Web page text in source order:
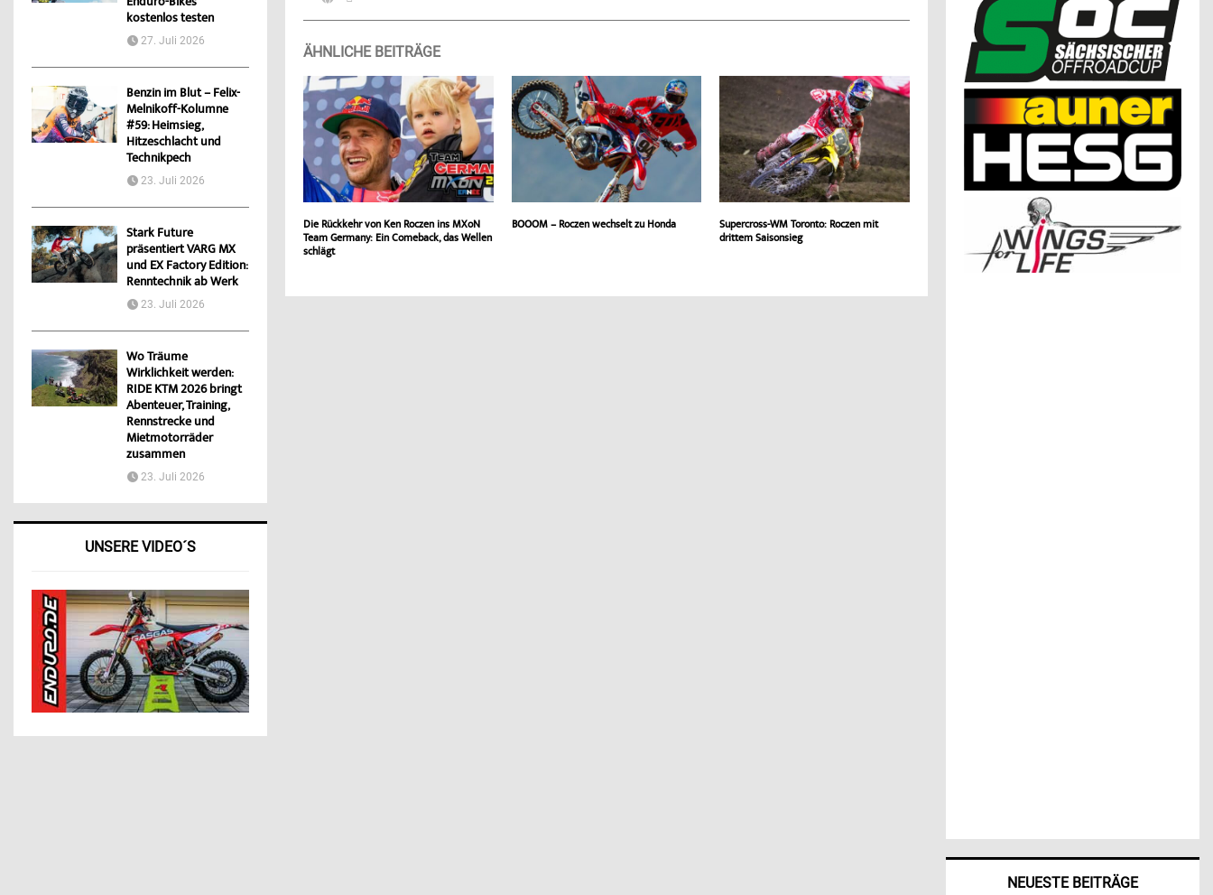
ÄHNLICHE BEITRÄGE
Die Rückkehr von Ken Roczen ins MXoN
Team Germany: Ein Comeback, das Wellen
schlägt
BOOOM – Roczen wechselt zu Honda
Supercross-WM Toronto: Roczen mit
drittem Saisonsieg
kostenlos testen
27. Juli 2026
Benzin im Blut – Felix-
Melnikoff-Kolumne
#59: Heimsieg,
Hitzeschlacht und
Technikpech
23. Juli 2026
Stark Future
präsentiert VARG MX
und EX Factory Edition:
Renntechnik ab Werk
23. Juli 2026
Wo Träume
Wirklichkeit werden:
RIDE KTM 2026 bringt
Abenteuer, Training,
Rennstrecke und
Mietmotorräder
zusammen
23. Juli 2026
UNSERE VIDEO´S
NEUESTE BEITRÄGE